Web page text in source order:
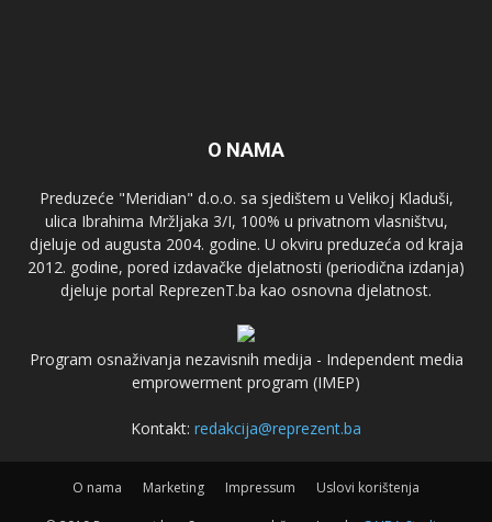
O NAMA
Preduzeće "Meridian" d.o.o. sa sjedištem u Velikoj Kladuši,
ulica Ibrahima Mržljaka 3/I, 100% u privatnom vlasništvu,
djeluje od augusta 2004. godine. U okviru preduzeća od kraja
2012. godine, pored izdavačke djelatnosti (periodična izdanja)
djeluje portal ReprezenT.ba kao osnovna djelatnost.
Program osnaživanja nezavisnih medija - Independent media
emprowerment program (IMEP)
Kontakt: redakcija@reprezent.ba
O nama Marketing Impressum Uslovi korištenja